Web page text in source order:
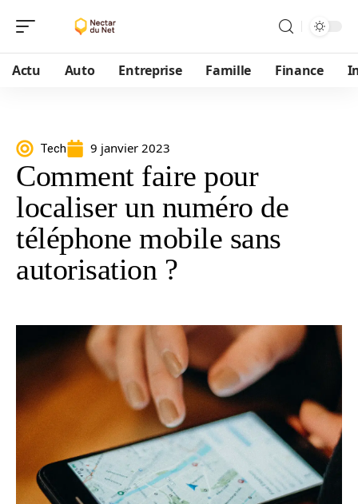
Actu Auto Entreprise Famille Finance
Tech 9 janvier 2023
Comment faire pour
localiser un numéro de
téléphone mobile sans
autorisation ?